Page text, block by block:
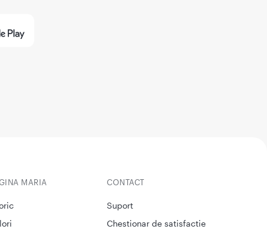
CONTACT
Suport
Chestionar de satisfactie
MARIA